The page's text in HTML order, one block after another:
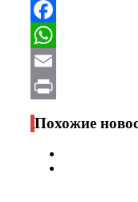
Telegram
Facebook
WhatsApp
Email
Print
Похожие